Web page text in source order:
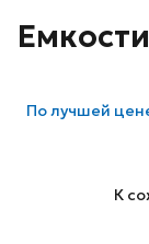
Получшей
К